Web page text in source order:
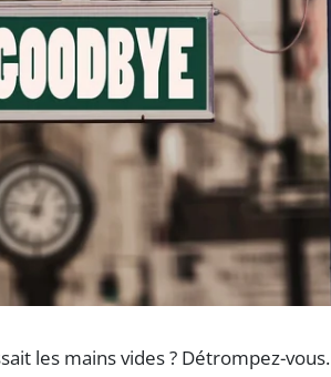
les mains vides ? Détrompez-vous.